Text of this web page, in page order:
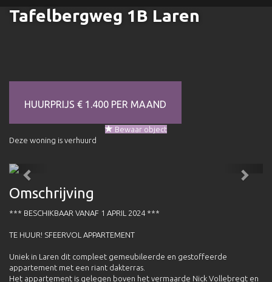
Tafelbergweg 1B Laren
HUURPRIJS € 1.400 PER MAAND
Bewaar object
Deze woning is verhuurd
Previous Next
Omschrijving
*** BESCHIKBAAR VANAF 1 APRIL 2024 ***
TE HUUR! SFEERVOL APPARTEMENT
Uniek in Laren dit compleet gemeubileerde en gestoffeerde
appartement met een riant dakterras.
Het appartement is gelegen boven het vermaarde Nick Vollebregt en